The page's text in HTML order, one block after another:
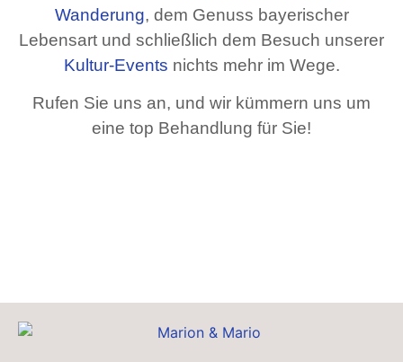
Wanderung, dem Genuss bayerischer
Lebensart und schließlich dem Besuch unserer
Kultur-Events nichts mehr im Wege.
Rufen Sie uns an, und wir kümmern uns um
eine top Behandlung für Sie!